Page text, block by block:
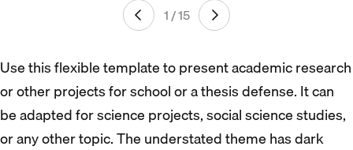
1 / 15
Use this flexible template to present academic research
or other projects for school or a thesis defense. It can
be adapted for science projects, social science studies,
or any other topic. The understated theme has dark